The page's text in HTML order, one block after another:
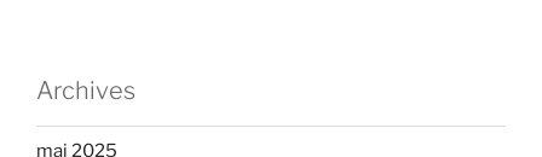
Archives
mai 2025